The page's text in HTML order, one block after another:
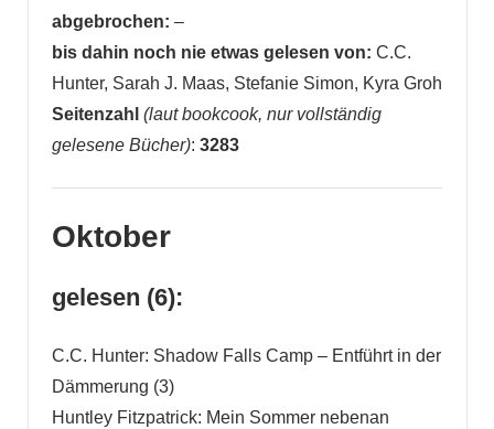
abgebrochen: –
bis dahin noch nie etwas gelesen von: C.C.
Hunter, Sarah J. Maas, Stefanie Simon, Kyra Groh
Seitenzahl (laut bookcook, nur vollständig
gelesene Bücher): 3283
Oktober
gelesen (6):
C.C. Hunter: Shadow Falls Camp – Entführt in der
Dämmerung (3)
Huntley Fitzpatrick: Mein Sommer nebenan